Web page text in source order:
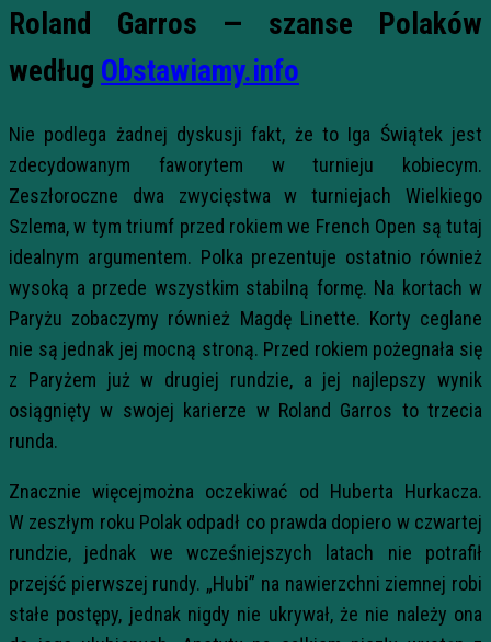
Roland Garros — szanse Polaków
według Obstawiamy.info
Nie podlega żadnej dyskusji fakt, że to Iga Świątek jest
zdecydowanym faworytem w turnieju kobiecym.
Zeszłoroczne dwa zwycięstwa w turniejach Wielkiego
Szlema, w tym triumf przed rokiem we French Open są tutaj
idealnym argumentem. Polka prezentuje ostatnio również
wysoką a przede wszystkim stabilną formę. Na kortach w
Paryżu zobaczymy również Magdę Linette. Korty ceglane
nie są jednak jej mocną stroną. Przed rokiem pożegnała się
z Paryżem już w drugiej rundzie, a jej najlepszy wynik
osiągnięty w swojej karierze w Roland Garros to trzecia
runda.
Znacznie więcejmożna oczekiwać od Huberta Hurkacza.
W zeszłym roku Polak odpadł co prawda dopiero w czwartej
rundzie, jednak we wcześniejszych latach nie potrafił
przejść pierwszej rundy. „Hubi” na nawierzchni ziemnej robi
stałe postępy, jednak nigdy nie ukrywał, że nie należy ona